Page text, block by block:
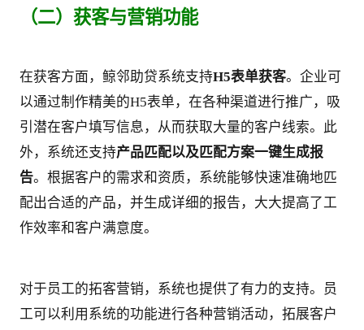
（二）获客与营销功能
在获客方面，鲸邻助贷系统支持H5表单获客。企业可
以通过制作精美的H5表单，在各种渠道进行推广，吸
引潜在客户填写信息，从而获取大量的客户线索。此
外，系统还支持产品匹配以及匹配方案一键生成报
告。根据客户的需求和资质，系统能够快速准确地匹
配出合适的产品，并生成详细的报告，大大提高了工
作效率和客户满意度。
对于员工的拓客营销，系统也提供了有力的支持。员
工可以利用系统的功能进行各种营销活动，拓展客户